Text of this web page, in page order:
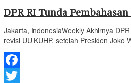
DPR RI Tunda
Jakarta, IndonesiaWeekly Akhirnya
revisi UU KUHP, setelah Presiden Joko
Facebook